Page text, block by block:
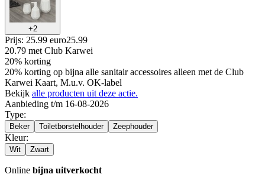
+2
Prijs: 25.99 euro25.99
20.79 met Club Karwei
20% korting
20% korting op bijna alle sanitair accessoires alleen met de Club
Karwei Kaart, M.u.v. OK-label
Bekijk alle producten uit deze actie.
Aanbieding t/m 16-08-2026
Type:
Beker Toiletborstelhouder Zeephouder
Kleur:
Wit Zwart
Online bijna uitverkocht